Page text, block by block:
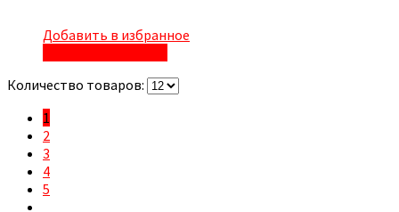
Добавить в избранное
Количество товаров:
1
2
3
4
5